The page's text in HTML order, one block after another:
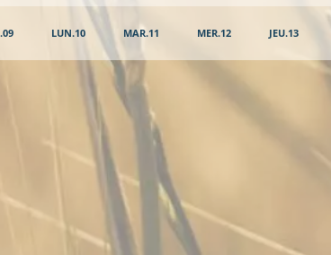
LUN.10 MAR.11 MER.12 JEU.13